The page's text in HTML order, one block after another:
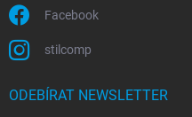
Facebook
stilcomp
ODEBÍRAT NEWSLETTER